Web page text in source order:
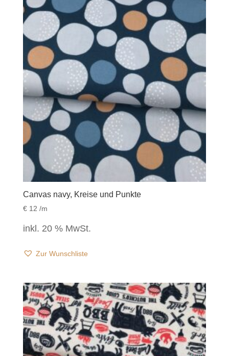
Canvas navy, Kreise und Punkte
€12 /m
inkl. 20 % MwSt.
Zur Wunschliste